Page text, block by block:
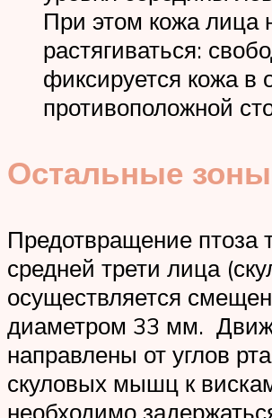
При этом кожа лица
растягиваться:
фиксируется кожа в
противоположной
Остальные
Предотвращение птоза
средней трети лица
осуществляется
диаметром 33 мм.
направлены от углов
скуловых мышц к
необходимо